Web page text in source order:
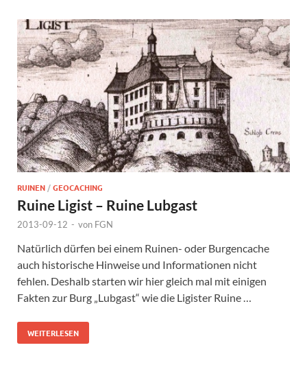
RUINEN /GEOCACHING
Ruine Ligist – Ruine Lubgast
2013-09-12 - von FGN
Natürlich dürfen bei einem Ruinen- oder Burgencache
auch historische Hinweise und Informationen nicht
fehlen. Deshalb starten wir hier gleich mal mit einigen
Fakten zur Burg „Lubgast“ wie die Ligister Ruine …
WEITERLESEN